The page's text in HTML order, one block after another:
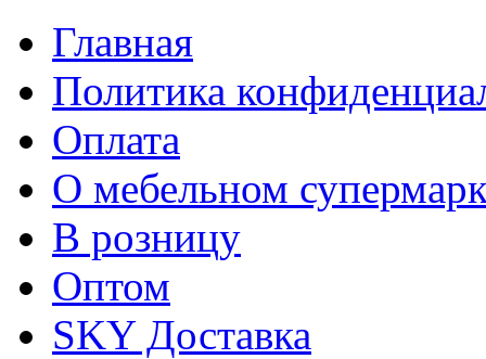
Главная
Политика
Оплата
О мебельном
В розницу
Оптом
SKY Доставка